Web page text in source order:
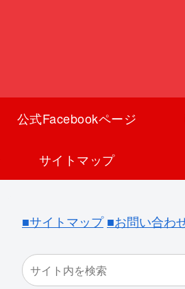
公式Facebookページ
サイトマップ
■サイトマップ ■お問い合わ